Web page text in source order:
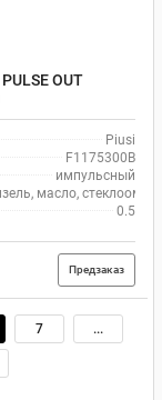
OUT
F1175300B
Piusi
F1175300B
импульсный
масло,
0.5
Предзаказ
7 ...